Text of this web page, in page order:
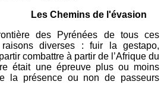
Les Chemins de l'évasion
des Pyrénées de tous ces
diverses : fuir la gestapo,
combattre à partir de l’Afrique du
était une épreuve plus ou moins
la présence ou non de passeurs